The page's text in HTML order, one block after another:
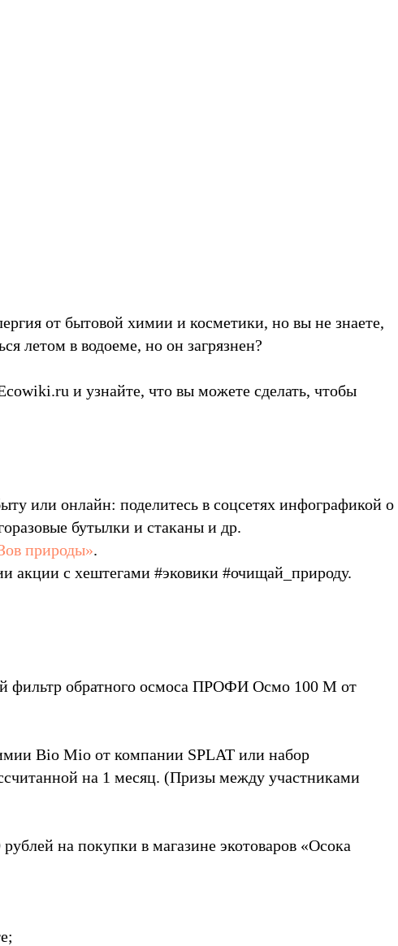
от бытовой химии и косметики, но вы не знаете,
летом в водоеме, но он загрязнен?
и узнайте, что вы можете сделать, чтобы
или онлайн: поделитесь в соцсетях инфографикой о
бутылки и стаканы и др.
природы».
акции с хештегами #эковики #очищай_природу.
фильтр обратного осмоса ПРОФИ Осмо 100 М от
Bio Mio от компании SPLAT или набор
на 1 месяц. (Призы между участниками
на покупки в магазине экотоваров «Осока